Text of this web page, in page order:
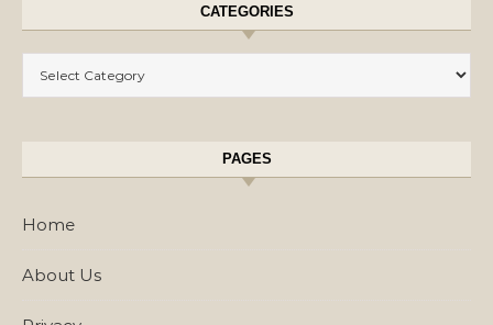
CATEGORIES
PAGES
Home
About Us